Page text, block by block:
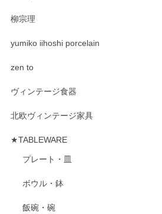
柳宗理
yumiko iihoshi porcelain
zen to
ヴィンテージ食器
北欧ヴィンテージ家具
★TABLEWARE
プレート・皿
ボウル・鉢
飯碗・碗